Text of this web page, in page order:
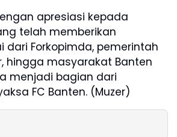
apresiasi kepada
telah memberikan
dari Forkopimda, pemerintah
hingga masyarakat Banten
menjadi bagian dari
FC Banten. (Muzer)